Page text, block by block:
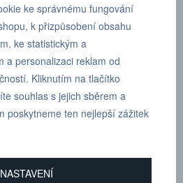
plyny a kapaliny
ke správnému fungování
k přizpůsobení obsahu
ke statistickým a
a personalizaci reklam od
Kliknutím na tlačítko
souhlas s jejich sběrem a
poskytneme ten nejlepší zážitek
NASTAVENÍ